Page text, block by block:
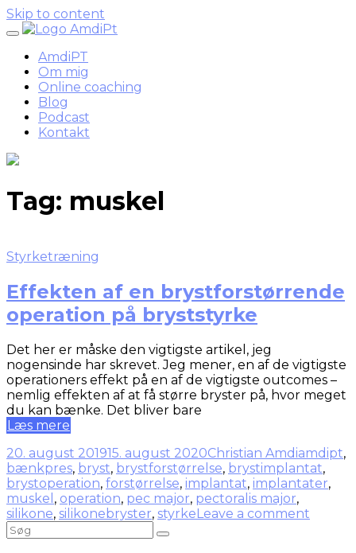
Skip to content
AmdiPT
Om mig
Online coaching
Blog
Podcast
Kontakt
Tag: muskel
Styrketræning
Effekten af en brystforstørrende
operation på bryststyrke
Det her er måske den vigtigste artikel, jeg
nogensinde har skrevet. Jeg mener, en af de vigtigste
operationers effekt på en af de vigtigste outcomes –
nemlig effekten af at få større bryster på, hvor meget
du kan bænke. Det bliver bare
Læs mere
20. august 201915. august 2020Christian Amdiamdipt,
bænkpres, bryst, brystforstørrelse, brystimplantat,
brystoperation, forstørrelse, implantat, implantater,
muskel , operation, pec major, pectoralis major,
silikone, silikonebryster, styrkeLeave a comment